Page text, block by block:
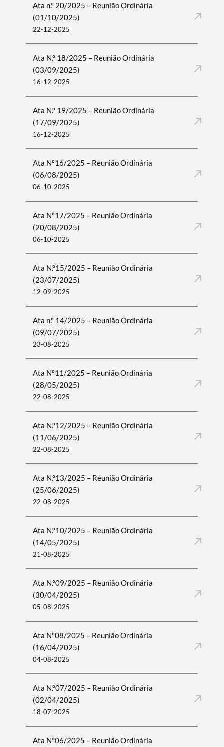
Ata n.º 20/2025 – Reunião Ordinária
(01/10/2025)
22-12-2025
Ata N.º 18/2025 – Reunião Ordinária
(03/09/2025)
16-12-2025
Ata N.º 19/2025 – Reunião Ordinária
(17/09/2025)
16-12-2025
Ata Nº16/2025 – Reunião Ordinária
(06/08/2025)
06-10-2025
Ata Nº17/2025 – Reunião Ordinária
(20/08/2025)
06-10-2025
Ata N.º15/2025 – Reunião Ordinária
(23/07/2025)
12-09-2025
Ata n.º 14/2025 – Reunião Ordinária
(09/07/2025)
23-08-2025
Ata Nº11/2025 – Reunião Ordinária
(28/05/2025)
22-08-2025
Ata N.º12/2025 – Reunião Ordinária
(11/06/2025)
22-08-2025
Ata N.º13/2025 – Reunião Ordinária
(25/06/2025)
22-08-2025
Ata N.º10/2025 – Reunião Ordinária
(14/05/2025)
21-08-2025
Ata N.º09/2025 – Reunião Ordinária
(30/04/2025)
05-08-2025
Ata Nº08/2025 – Reunião Ordinária
(16/04/2025)
04-08-2025
Ata N.º07/2025 – Reunião Ordinária
(02/04/2025)
18-07-2025
Ata Nº06/2025 – Reunião Ordinária